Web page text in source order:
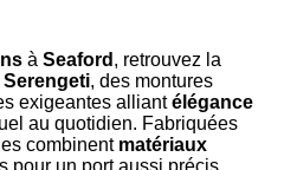
à Seaford , retrouvez la
Serengeti, des montures
exigeantes alliantélégance
au quotidien. Fabriquées
combinent matériaux